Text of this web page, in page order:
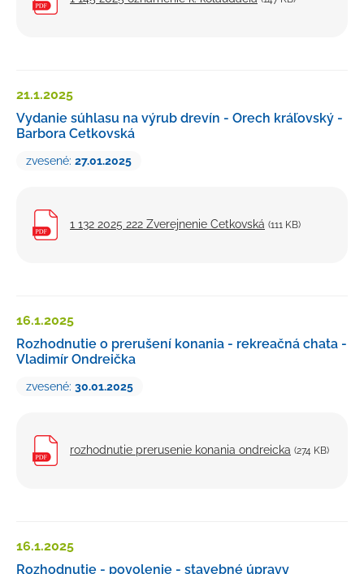
21.1.2025
Vydanie súhlasu na výrub drevín - Orech kráľovský -
Barbora Cetkovská
zvesené: 27.01.2025
1 132 2025 222 Zverejnenie Cetkovská (111 KB)
16.1.2025
Rozhodnutie o prerušení konania - rekreačná chata -
Vladimír Ondreička
zvesené: 30.01.2025
rozhodnutie prerusenie konania ondreicka (274 KB)
16.1.2025
Rozhodnutie - povolenie - stavebné úpravy